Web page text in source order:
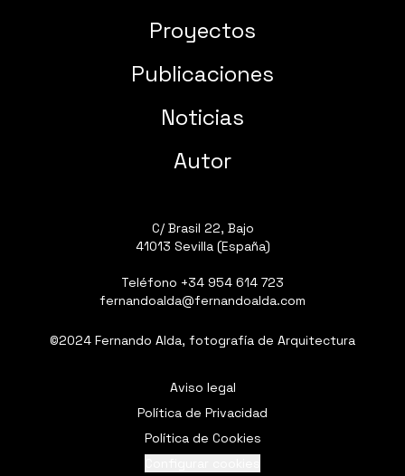
Proyectos
Publicaciones
Noticias
Autor
C/ Brasil 22, Bajo
41013 Sevilla (España)
Teléfono +34 954 614 723
fernandoalda@fernandoalda.com
©2024 Fernando Alda, fotografía de Arquitectura
Aviso legal
Política de Privacidad
Política de Cookies